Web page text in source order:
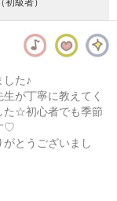
他日程あり
した♪
が丁寧に教えてく
た☆初心者でも季節
♡
とうございまし